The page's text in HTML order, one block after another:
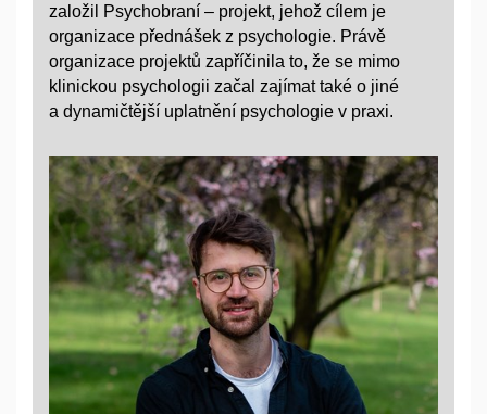
založil Psychobraní – projekt, jehož cílem je
organizace přednášek z psychologie. Právě
organizace projektů zapříčinila to, že se mimo
klinickou psychologii začal zajímat také o jiné
a dynamičtější uplatnění psychologie v praxi.